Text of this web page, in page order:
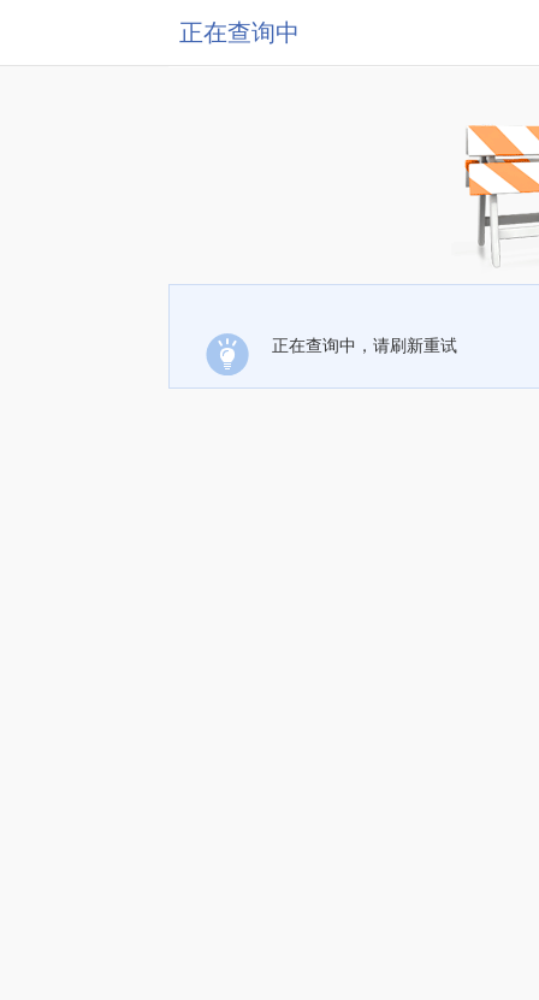
正在查询中
正在查询中，请刷新重试